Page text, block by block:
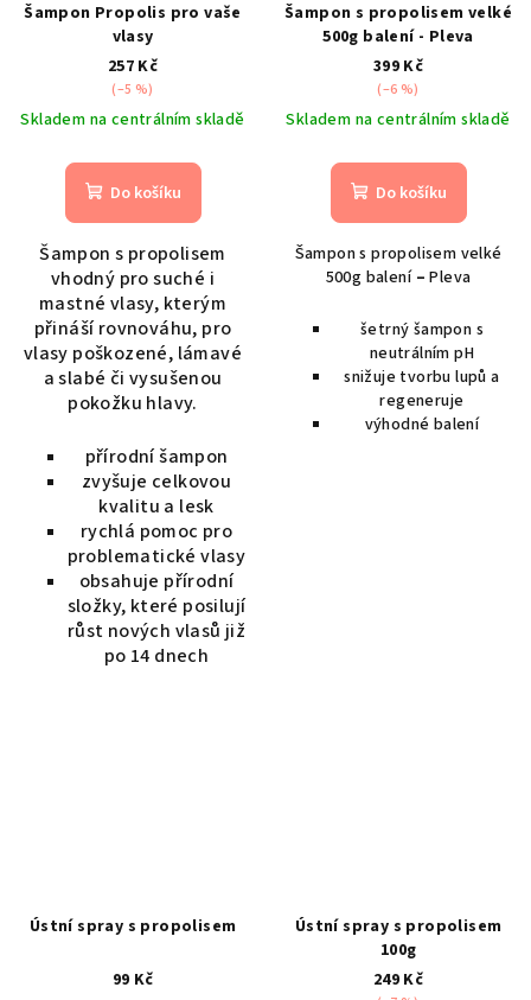
Šampon Propolis pro vaše
vlasy
257 Kč
(–5 %)
Skladem na centrálním skladě
Do košíku
Šampon s propolisem
vhodný pro suché i
mastné vlasy, kterým
přináší rovnováhu, pro
vlasy poškozené, lámavé
a slabé či vysušenou
pokožku hlavy.
přírodní šampon
zvyšuje celkovou
kvalitu a lesk
rychlá pomoc pro
problematické vlasy
obsahuje přírodní
složky, které posilují
růst nových vlasů již
po 14 dnech
Šampon s propolisem velké
500g balení - Pleva
399 Kč
(–6 %)
Skladem na centrálním skladě
Do košíku
Šampon s propolisem velké
500g balení – Pleva
šetrný šampon s
neutrálním pH
snižuje tvorbu lupů a
regeneruje
výhodné balení
Ústní spray s propolisem
99 Kč
Ústní spray s propolisem
100g
249 Kč